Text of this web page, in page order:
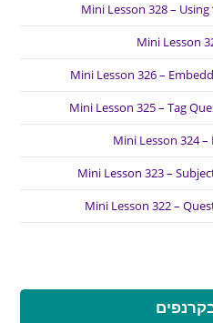
Mini Lesson 328 –
Mini Lesson
Mini Lesson 326 –
Mini Lesson 325 – Tag
Mini Lesson 324
Mini Lesson 323 –
Mini Lesson 322 –